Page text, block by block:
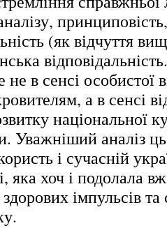
(як відчуття
в сенсі особистої
а в сенсі
національної
Уважніший аналіз
і сучасній
яка хоч і подолала
імпульсів та